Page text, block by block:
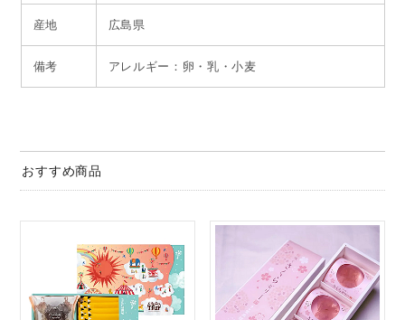
産地 広島県
備考 アレルギー：卵・乳・小麦
おすすめ商品